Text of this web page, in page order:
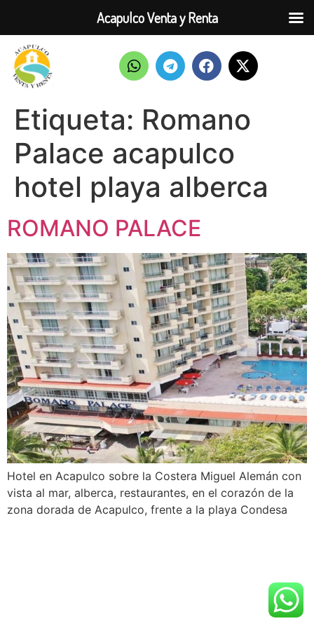
Etiqueta: Romano
Palace acapulco
hotel playa alberca
ROMANO PALACE
Hotel en Acapulco sobre la Costera Miguel Alemán con
vista al mar, alberca, restaurantes, en el corazón de la
zona dorada de Acapulco, frente a la playa Condesa
Acapulco Venta y Renta